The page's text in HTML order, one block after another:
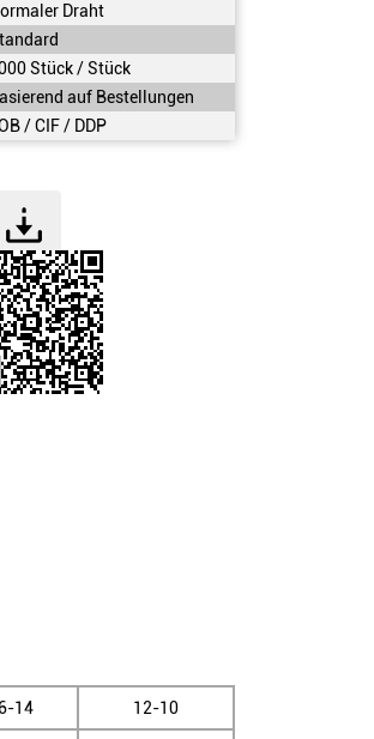
Draht
Stück / Stück
auf Bestellungen
/ CIF / DDP
14 12-10